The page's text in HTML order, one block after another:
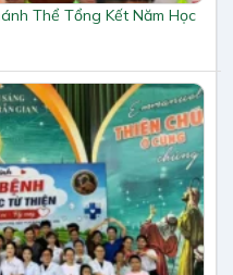
Thể Tổng Kết Năm Học